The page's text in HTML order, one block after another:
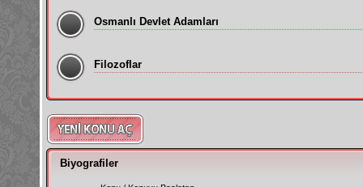
Osmanlı Devlet Adamları
Filozoflar
Biyografiler